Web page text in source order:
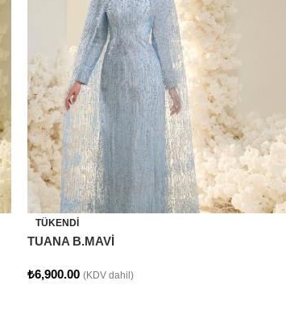
TÜKENDI
TUANA B.MAVİ
₺6,900.00 (KDV dahil)